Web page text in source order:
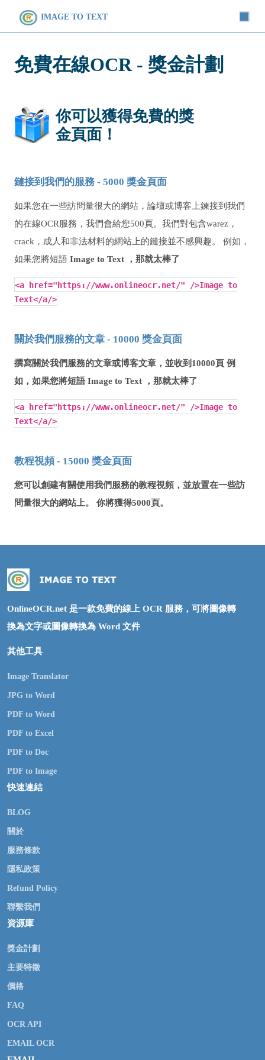
IMAGE TO TEXT
免費在線OCR - 獎金計劃
你可以獲得免費的獎
金頁面！
鏈接到我們的服務 - 5000 獎金頁面
如果您在一些訪問量很大的網站，論壇或博客上鍊接到我們
的在線OCR服務，我們會給您500頁。我們對包含warez，
crack，成人和非法材料的網站上的鏈接並不感興趣。 例如，
如果您將短語 Image to Text ，那就太棒了
<a href="https://www.onlineocr.net/" />Image to
Text</a/>
關於我們服務的文章 - 10000 獎金頁面
撰寫關於我們服務的文章或博客文章，並收到10000頁 例
如，如果您將短語Image to Text ，那就太棒了
<a href="https://www.onlineocr.net/" />Image to
Text</a/>
教程視頻 - 15000 獎金頁面
您可以創建有關使用我們服務的教程視頻，並放置在一些訪
問量很大的網站上。 你將獲得5000頁。
OnlineOCR.net 是一款免費的線上 OCR 服務，可將圖像轉
換為文字或圖像轉換為 Word 文件
其他工具
Image Translator
JPG to Word
PDF to Word
PDF to Excel
PDF to Doc
PDF to Image
快速連結
BLOG
關於
服務條款
隱私政策
Refund Policy
聯繫我們
資源庫
獎金計劃
主要特徵
價格
FAQ
OCR API
EMAIL OCR